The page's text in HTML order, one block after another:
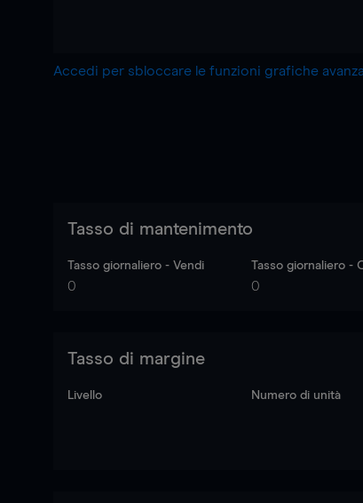
Accedi per sbloccare le funzioni grafiche
Tasso di mantenimento
Tasso giornaliero - Vendi
0
Tasso giornaliero -
0
Tasso di margine
Livello Numero di unità